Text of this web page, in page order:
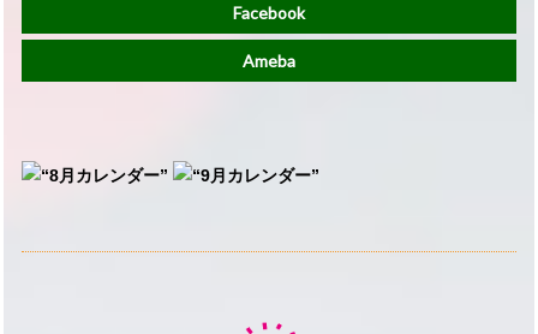
Facebook
Ameba